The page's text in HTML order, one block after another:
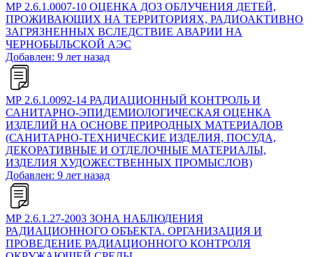
МР 2.6.1.0007-10 ОЦЕНКА ДОЗ ОБЛУЧЕНИЯ ДЕТЕЙ,
ПРОЖИВАЮЩИХ НА ТЕРРИТОРИЯХ, РАДИОАКТИВНО
ЗАГРЯЗНЕННЫХ ВСЛЕДСТВИЕ АВАРИИ НА
ЧЕРНОБЫЛЬСКОЙ АЭС
Добавлен: 9 лет назад
МР 2.6.1.0092-14 РАДИАЦИОННЫЙ КОНТРОЛЬ И
САНИТАРНО-ЭПИДЕМИОЛОГИЧЕСКАЯ ОЦЕНКА
ИЗДЕЛИЙ НА ОСНОВЕ ПРИРОДНЫХ МАТЕРИАЛОВ
(САНИТАРНО-ТЕХНИЧЕСКИЕ ИЗДЕЛИЯ, ПОСУДА,
ДЕКОРАТИВНЫЕ И ОТДЕЛОЧНЫЕ МАТЕРИАЛЫ,
ИЗДЕЛИЯ ХУДОЖЕСТВЕННЫХ ПРОМЫСЛОВ)
Добавлен: 9 лет назад
МР 2.6.1.27-2003 ЗОНА НАБЛЮДЕНИЯ
РАДИАЦИОННОГО ОБЪЕКТА. ОРГАНИЗАЦИЯ И
ПРОВЕДЕНИЕ РАДИАЦИОННОГО КОНТРОЛЯ